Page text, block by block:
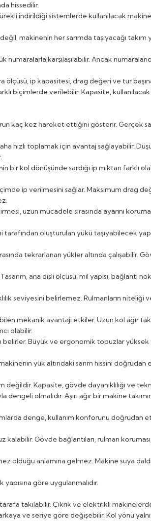
hissedilir.
indirildiği sistemlerde kullanılacak
makinenin her sarımda taşıyacağı takım
karşılaşılabilir. Ancak
ölçüsü, ip kapasitesi, drag değeri ve tur
biçimlerde verilebilir. Kapasite,
kez hareket ettiğini gösterir. Gerçek
hızlı toplamak için avantaj sağlayabilir.
bir kol dönüşünde sardığı ip miktarı farklı
ip verilmesini sağlar. Maksimum drag
uzun mücadele sırasında ayarını
oluşturulan yükü taşıyabilecek
tekrarlanan yükler altında çalışabilir.
ana dişli ölçüsü, mil yapısı, bağlantı
seviyesini belirlemez. Rulmanların
mekanik avantajı etkiler. Uzun kol ağır
olabilir.
Büyük ve ergonomik topuzlar
yük altındaki sarım hissini doğrudan
Kapasite, gövde dayanıklılığı ve
dengeli olmalıdır. Aşırı ağır bir makine
denge, kullanım konforunu doğrudan
Gövde bağlantıları, rulman koruması,
anlamına gelmez. Makine suya
göre uygulanmalıdır.
takılabilir. Çıkrık ve elektrikli
ve seriye göre değişebilir. Kol yönü